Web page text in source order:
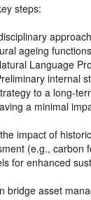
steps:
ageing
Language
internal
to a long-
a minimal
impact of
(e.g.,
for enhanced
bridge asset